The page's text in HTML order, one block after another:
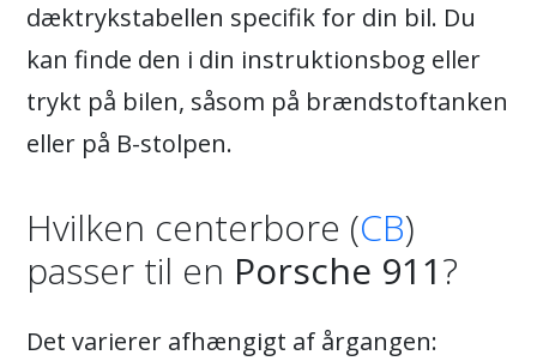
dæktrykstabellen specifik for din bil. Du
kan finde den i din instruktionsbog eller
trykt på bilen, såsom på brændstoftanken
eller på B-stolpen.
Hvilken centerbore (CB)
passer til en Porsche 911?
Det varierer afhængigt af årgangen: